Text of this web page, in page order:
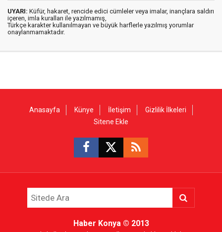
UYARI: Küfür, hakaret, rencide edici cümleler veya imalar, inançlara saldırı
içeren, imla kuralları ile yazılmamış,
Türkçe karakter kullanılmayan ve büyük harflerle yazılmış yorumlar
onaylanmamaktadır.
Anasayfa Künye İletişim
Gizlilik İlkeleri
Sitene Ekle
Haber Konya© 2013